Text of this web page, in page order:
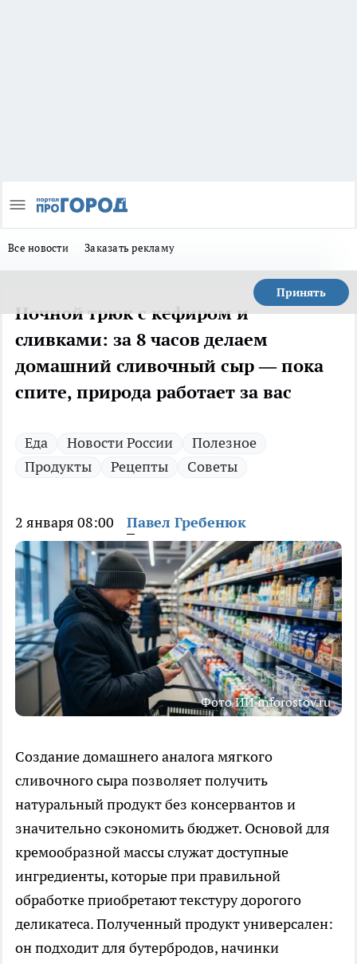
Все новости Заказать рекламу
Принять
Ночной трюк с кефиром и
сливками: за 8 часов делаем
домашний сливочный сыр — пока
спите, природа работает за вас
Еда Новости России
Полезное
Продукты
Рецепты Советы
2 января 08:00 Павел Гребенюк
Фото ИИ inforostov.ru
Создание домашнего аналога мягкого
сливочного сыра позволяет получить
натуральный продукт без консервантов и
значительно сэкономить бюджет. Основой для
кремообразной массы служат доступные
ингредиенты, которые при правильной
обработке приобретают текстуру дорогого
деликатеса. Полученный продукт универсален:
он подходит для бутербродов, начинки